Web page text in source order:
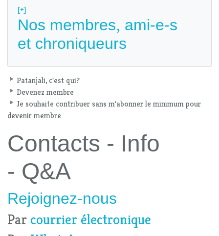
[+]
Nos membres, ami-e-s
et chroniqueurs
Patanjali, c'est qui?
Devenez membre
Je souhaite contribuer sans m'abonner le minimum pour
devenir membre
Contacts - Info
- Q&A
Rejoignez-nous
Par courrier électronique